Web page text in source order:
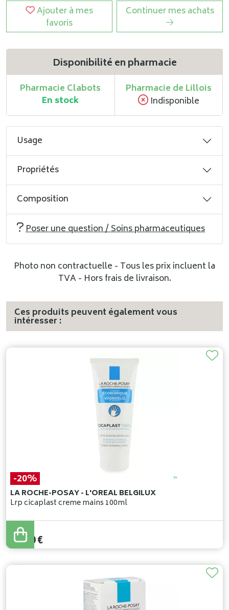
Ajouter à mes
favoris
Continuer mes achats
Disponibilité en pharmacie
Pharmacie Clabots
En stock
Pharmacie de Lillois
Indisponible
Usage
Propriétés
Composition
Poser une question / Soins pharmaceutiques
Photo non contractuelle - Tous les prix incluent la
TVA - Hors frais de livraison.
Ces produits peuvent également vous
intéresser :
-20%
LA ROCHE-POSAY - L'OREAL BELGILUX
Lrp cicaplast creme mains 100ml
18,75
15,00€